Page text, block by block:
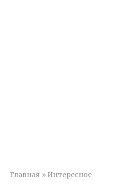
Главная » Интересное